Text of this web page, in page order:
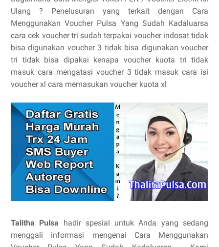
Ulang ? Penelusuran yang terkait dengan Cara
Menggunakan Voucher Pulsa Yang Sudah Kadaluarsa
cara cek voucher tri sudah terpakai voucher indosat tidak
bisa digunakan voucher 3 tidak bisa digunakan voucher
tri tidak bisa dipakai kenapa voucher kuota tri tidak
masuk cara mengatasi voucher 3 tidak masuk cara isi
voucher xl cara memasukan voucher kuota xl
Talitha Pulsa hadir spesial untuk Anda yang sedang
menggali informasi mengenai Cara Menggunakan